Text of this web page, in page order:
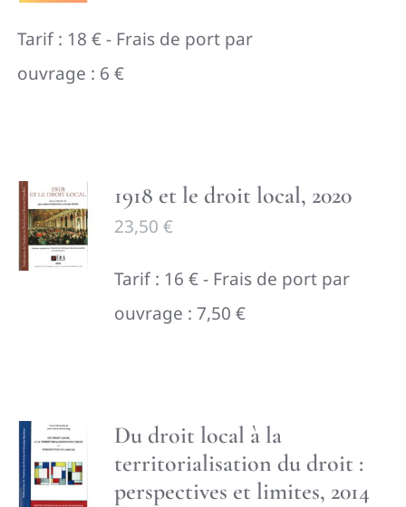
Tarif : 18 € - Frais de port par
ouvrage : 6 €
1918 et le droit local, 2020
23,50 €
Tarif : 16 € - Frais de port par
ouvrage : 7,50 €
Du droit local à la
territorialisation du droit :
perspectives et limites, 2014